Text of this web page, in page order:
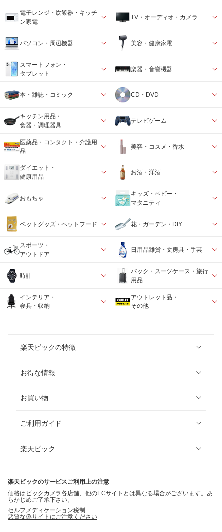
電子レンジ・炊飯器・キッチ
ン家電
TV・オーディオ・カメラ
パソコン・周辺機器 美容・健康家電
スマートフォン・
タブレット
楽器・音響機器
本・雑誌・コミック CD・DVD
キッチン用品・
食器・調理器具
テレビゲーム
医薬品・コンタクト・介護用
品
美容・コスメ・香水
ダイエット・
健康用品
お酒・洋酒
おもちゃ
キッズ・ベビー・
マタニティ
ペットグッズ・ペットフード 花・ガーデン・DIY
スポーツ・
アウトドア
日用品雑貨・文房具・手芸
時計
バック・スーツケース・旅行
用品
インテリア・
寝具・収納
アウトレット品・
その他
楽天ビックの特徴
お得な情報
お買い物
ご利用ガイド
楽天ビック
楽天ビックのサービスご利用上の注意
価格はビックカメラ各店舗、他のECサイトとは異なる場合がございます。あ
らかじめご了承下さい。
セルフメディケーション税制
悪質な偽サイトにご注意ください